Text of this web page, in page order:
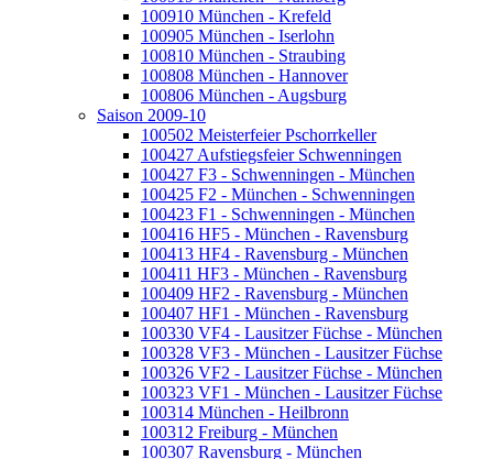
100910 München - Krefeld
100905 München - Iserlohn
100810 München - Straubing
100808 München - Hannover
100806 München - Augsburg
Saison 2009-10
100502 Meisterfeier Pschorrkeller
100427 Aufstiegsfeier Schwenningen
100427 F3 - Schwenningen - München
100425 F2 - München - Schwenningen
100423 F1 - Schwenningen - München
100416 HF5 - München - Ravensburg
100413 HF4 - Ravensburg - München
100411 HF3 - München - Ravensburg
100409 HF2 - Ravensburg - München
100407 HF1 - München - Ravensburg
100330 VF4 - Lausitzer Füchse - München
100328 VF3 - München - Lausitzer Füchse
100326 VF2 - Lausitzer Füchse - München
100323 VF1 - München - Lausitzer Füchse
100314 München - Heilbronn
100312 Freiburg - München
100307 Ravensburg - München